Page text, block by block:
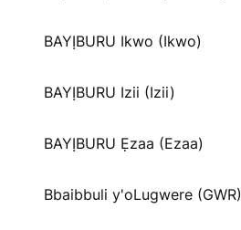
BAYỊBURU Ikwo (Ikwo)
BAYỊBURU Izii (Izii)
BAYỊBURU Ẹzaa (Ezaa)
Bbaibbuli y'oLugwere (GWR)